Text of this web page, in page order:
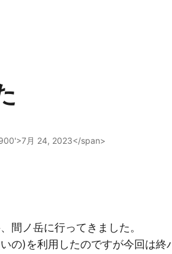
月 24, 2023</span>
間ノ岳に行ってきました。
の)を利用したのですが今回は終